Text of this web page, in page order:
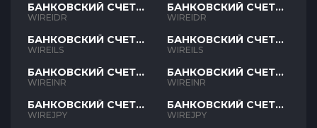
БАНКОВСКИЙ СЧЕТ
IDR
WIREIDR
БАНКОВСКИЙ СЧЕТ
ILS
WIREILS
БАНКОВСКИЙ СЧЕТ
INR
WIREINR
БАНКОВСКИЙ СЧЕТ
JPY
WIREJPY
БАНКОВСКИЙ СЧЕТ
IDR
WIREIDR
БАНКОВСКИЙ СЧЕТ
ILS
WIREILS
БАНКОВСКИЙ СЧЕТ
INR
WIREINR
БАНКОВСКИЙ СЧЕТ
JPY
WIREJPY